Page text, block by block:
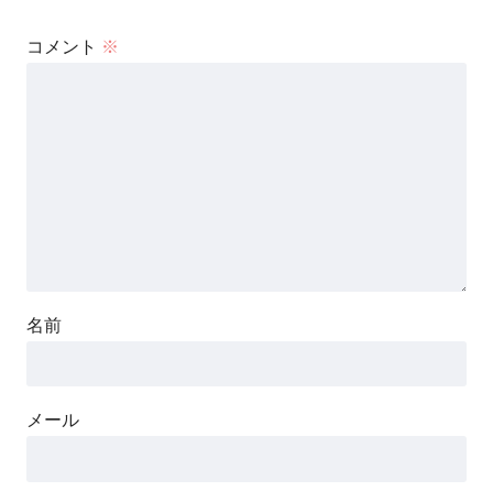
コメント ※
名前
メール